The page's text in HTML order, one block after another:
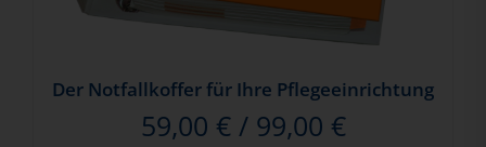
Der Notfallkoffer für Ihre Pflegeeinrichtung
59,00 €/ 99,00 €